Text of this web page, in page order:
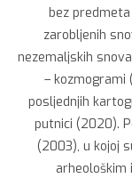
bez
zarobljenih
nezemaljskih
– kozmogrami
posljednjih
putnici (2020).
(2003), u kojoj
arheološkim